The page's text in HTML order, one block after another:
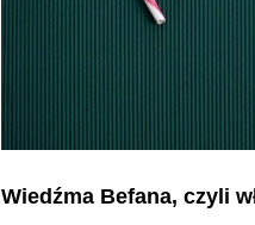
Wiedźma Befana, czyli